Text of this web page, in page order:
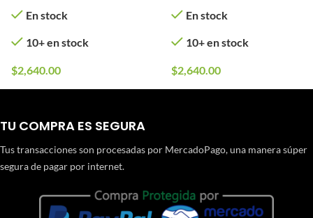
En stock
10+ en stock
$2,640.00
En stock
10+ en stock
$2,640.00
TU COMPRA ES SEGURA
Tus transacciones son procesadas por MercadoPago, una manera súper
segura de pagar por internet.